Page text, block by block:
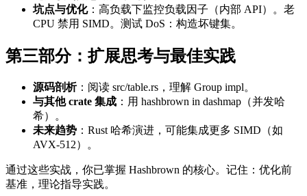
坑点与优化：高负载下监控负载因子（内部 API）。老
CPU 禁用 SIMD。测试 DoS：构造坏键集。
第三部分：扩展思考与最佳实践
源码剖析：阅读 src/table.rs，理解 Group impl。
与其他 crate 集成 ：用 hashbrown in dashmap（并发哈
希）。
未来趋势 ：Rust 哈希演进，可能集成更多 SIMD（如
AVX-512）。
通过这些实战，你已掌握 Hashbrown 的核心。记住：优化前
基准，理论指导实践。